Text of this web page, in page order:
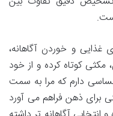
غذایی و خوردن آگاهانه،
کوتاه کرده و از خود
دارم که مرا به سمت
برای ذهن فراهم می آورد